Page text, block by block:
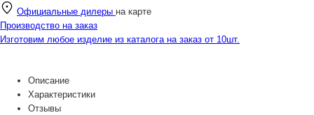
Официальные дилеры на карте
Производство на заказ
Изготовим любое изделие из каталога на заказ от 10шт.
Описание
Характеристики
Отзывы